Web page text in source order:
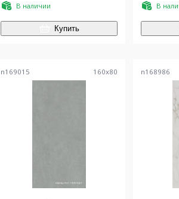
В наличии
Купить
В
n169015 160x80 n168986